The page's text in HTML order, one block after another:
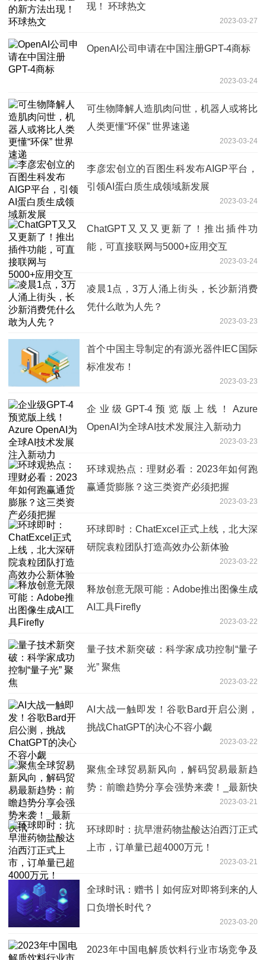
现！ 环球热文
2023-03-27
OpenAI公司申请在中国注册GPT-4商标
2023-03-24
可生物降解人造肌肉问世，机器人或将比
人类更懂“环保” 世界速递
2023-03-24
李彦宏创立的百图生科发布AIGP平台，
引领AI蛋白质生成领域新发展
2023-03-24
ChatGPT又又又更新了！推出插件功
能，可直接联网与5000+应用交互
2023-03-24
凌晨1点，3万人涌上街头，长沙新消费
凭什么敢为人先？
2023-03-23
首个中国主导制定的有源光器件IEC国际
标准发布！
2023-03-23
企业级GPT-4预览版上线！Azure
OpenAI为全球AI技术发展注入新动力
2023-03-23
环球观热点：理财必看：2023年如何跑
赢通货膨胀？这三类资产必须把握
2023-03-23
环球即时：ChatExcel正式上线，北大深
研院袁粒团队打造高效办公新体验
2023-03-22
释放创意无限可能：Adobe推出图像生成
AI工具Firefly
2023-03-22
量子技术新突破：科学家成功控制“量子
光” 聚焦
2023-03-22
AI大战一触即发！谷歌Bard开启公测，
挑战ChatGPT的决心不容小觑
2023-03-22
聚焦全球贸易新风向，解码贸易最新趋
势：前瞻趋势分享会强势来袭！_最新快
2023-03-21
环球即时：抗早泄药物盐酸达泊西汀正式
上市，订单量已超4000万元！
2023-03-21
全球时讯：赠书丨如何应对即将到来的人
口负增长时代？
2023-03-20
2023年中国电解质饮料行业市场竞争及